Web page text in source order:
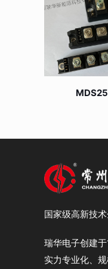
国家级高新技
瑞华电子创建
实力专业化、